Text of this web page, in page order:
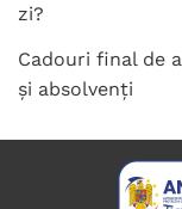
zi?
Cadouri final de
și absolvenți